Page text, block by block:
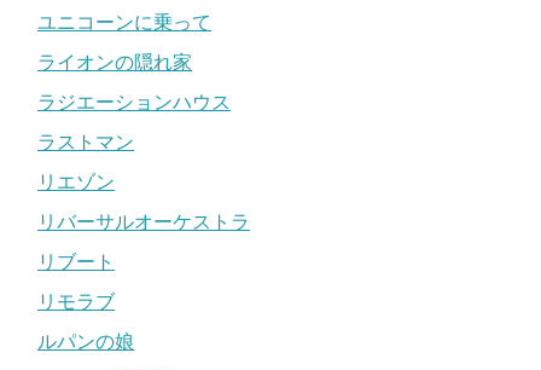
ユニコーンに乗って
ライオンの隠れ家
ラジエーションハウス
ラストマン
リエゾン
リバーサルオーケストラ
リブート
リモラブ
ルパンの娘